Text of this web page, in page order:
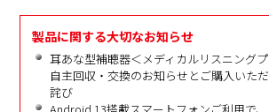
製品に関する大切なお知らせ
耳あな型補聴器＜メディカルリスニング
自主回収・交換のお知らせとご購入いた
詫び